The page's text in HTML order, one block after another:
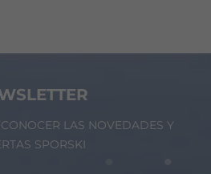
LAS NOVEDADES Y
SPORSKI